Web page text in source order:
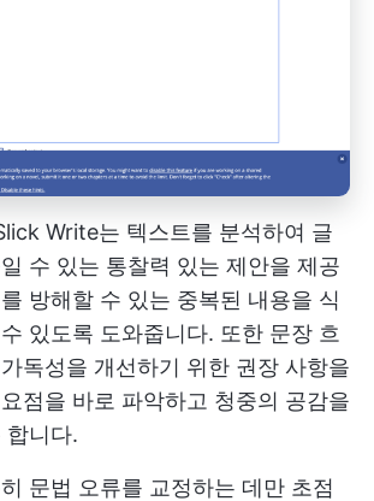
Write는 텍스트를 분석하여 글
수 있는 통찰력 있는 제안을 제공
방해할 수 있는 중복된 내용을 식
있도록 도와줍니다. 또한 문장 흐
독성을 개선하기 위한 권장 사항을
점을 바로 파악하고 청중의 공감을
합니다.
문법 오류를 교정하는 데만 초점